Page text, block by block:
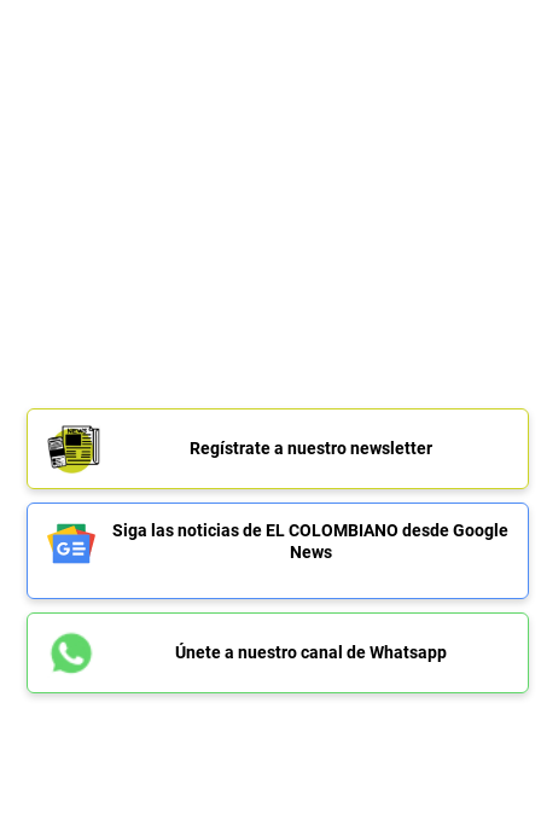
Regístrate a nuestro newsletter
Siga las noticias de EL COLOMBIANO desde Google
News
Únete a nuestro canal de Whatsapp